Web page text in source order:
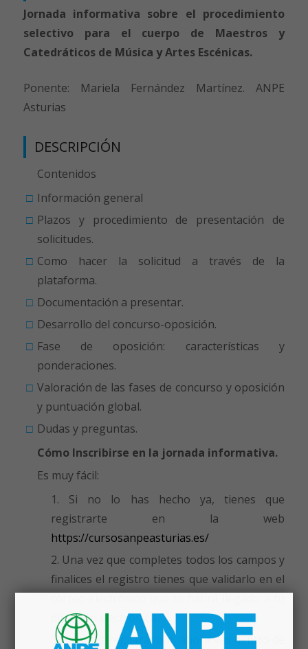
Jornada informativa sobre el procedimiento
selectivo para el cuerpo de Maestros y
Catedráticos de Música y Artes Escénicas.
Ponente: Mariela Fernández Martínez. ANPE
Asturias
DESCRIPCIÓN
Contenidos
Información general
Plazos y procedimiento de presentación de
solicitudes.
Como hacer la solicitud a través de la
plataforma.
Documentación a presentar.
Desarrollo del concurso-oposición.
Fase de oposición: características y
ponderaciones.
Valoración de las fases de concurso y oposición
y puntuación global.
Dudas y preguntas.
Cómo Inscribirse en la jornada informativa.
Es muy fácil:
Si no lo has hecho ya, tienes que
registrarte en la web
https://cursosanpeasturias.es/
Una vez que completes todos los campos y
finalices el registro tienes que validarlo en el
dirección electrónica.
Ya estás registrado/a, ahora vas dentro de